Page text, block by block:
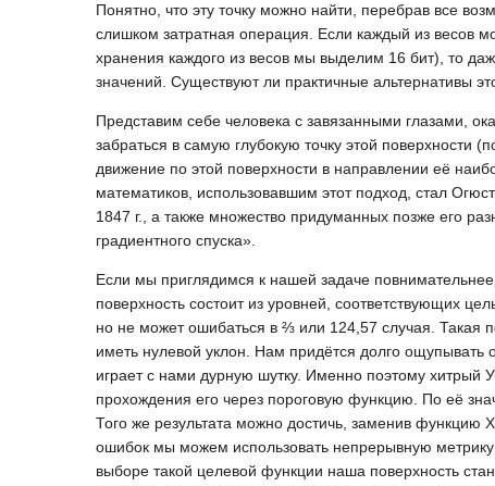
Понятно, что эту точку можно найти, перебрав все
слишком затратная операция. Если каждый из весов
хранения каждого из весов мы выделим 16 бит), то
значений. Существуют ли практичные альтернативы
Представим себе человека с завязанными глазами,
забраться в самую глубокую точку этой
движение по этой поверхности в направлении её
математиков, использовавшим этот подход, стал
1847 г., а также множество придуманных позже его
градиентного спуска».
Если мы приглядимся к нашей задаче
поверхность состоит из уровней, соответствующих
но не может ошибаться в ⅔ или 124,57 случая. Такая
иметь нулевой уклон. Нам придётся долго ощупывать
играет с нами дурную шутку. Именно поэтому хитрый
прохождения его через пороговую функцию. По её
Того же результата можно достичь, заменив функцию
ошибок мы можем использовать непрерывную
выборе такой целевой функции наша поверхность